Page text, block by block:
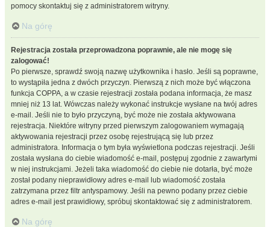
pomocy skontaktuj się z administratorem witryny.
Na górę
Rejestracja została przeprowadzona poprawnie, ale nie mogę się
zalogować!
Po pierwsze, sprawdź swoją nazwę użytkownika i hasło. Jeśli są poprawne,
to wystąpiła jedna z dwóch przyczyn. Pierwszą z nich może być włączona
funkcja COPPA, a w czasie rejestracji została podana informacja, że masz
mniej niż 13 lat. Wówczas należy wykonać instrukcje wysłane na twój adres
e-mail. Jeśli nie to było przyczyną, być może nie została aktywowana
rejestracja. Niektóre witryny przed pierwszym zalogowaniem wymagają
aktywowania rejestracji przez osobę rejestrującą się lub przez
administratora. Informacja o tym była wyświetlona podczas rejestracji. Jeśli
została wysłana do ciebie wiadomość e-mail, postępuj zgodnie z zawartymi
w niej instrukcjami. Jeżeli taka wiadomość do ciebie nie dotarła, być może
został podany nieprawidłowy adres e-mail lub wiadomość została
zatrzymana przez filtr antyspamowy. Jeśli na pewno podany przez ciebie
adres e-mail jest prawidłowy, spróbuj skontaktować się z administratorem.
Na górę